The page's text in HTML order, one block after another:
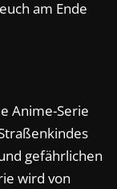
am Ende
Anime-Serie
gefährlichen
wird von